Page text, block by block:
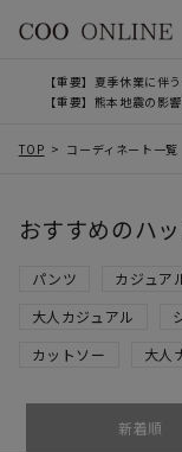
【重要】夏季休業に伴
【重要】熊本地震の影
TOP コーディネート一覧
おすすめのハ
パンツ カジュア
大人カジュアル
カットソー
大人
新着順